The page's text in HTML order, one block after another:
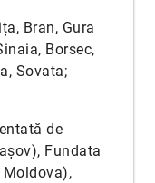
Bran, Gura
Borsec,
Sovata;
de
Fundata
Moldova),